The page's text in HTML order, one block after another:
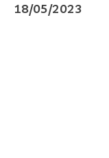
18/05/2023